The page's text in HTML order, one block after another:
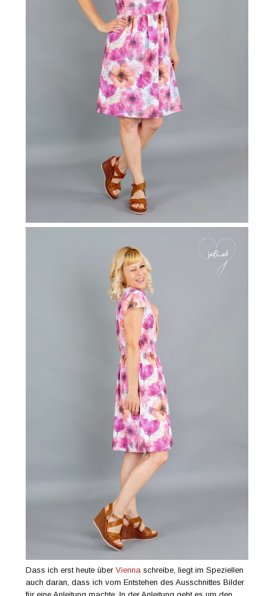
Dass ich erst heute überVienna schreibe, liegt im Speziellen
auch daran, dass ich vom Entstehen des Ausschnittes Bilder